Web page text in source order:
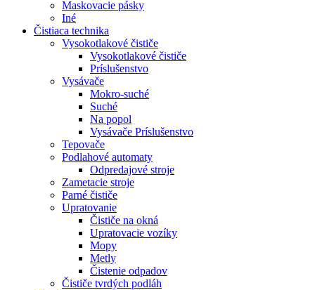
Maskovacie pásky
Iné
Čistiaca technika
Vysokotlakové čističe
Vysokotlakové čističe
Príslušenstvo
Vysávače
Mokro-suché
Suché
Na popol
Vysávače Príslušenstvo
Tepovače
Podlahové automaty
Odpredajové stroje
Zametacie stroje
Parné čističe
Upratovanie
Čističe na okná
Upratovacie vozíky
Mopy
Metly
Čistenie odpadov
Čističe tvrdých podláh